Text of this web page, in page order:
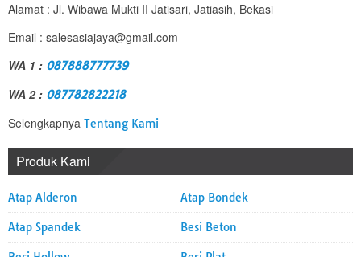
Alamat : Jl. Wibawa Mukti II Jatisari, Jatiasih, Bekasi
Email : salesasiajaya@gmail.com
WA 1 : 087888777739
WA 2 : 087782822218
Selengkapnya Tentang Kami
Produk Kami
Atap Alderon Atap Bondek
Atap Spandek Besi Beton